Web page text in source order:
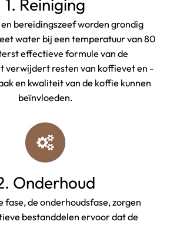
1. Reiniging
bereidingszeef worden grondig
water bij een temperatuur van 80
effectieve formule van de
verwijdert resten van koffievet en -
en kwaliteit van de koffie kunnen
beïnvloeden.
Onderhoud
fase, de onderhoudsfase, zorgen
bestanddelen ervoor dat de